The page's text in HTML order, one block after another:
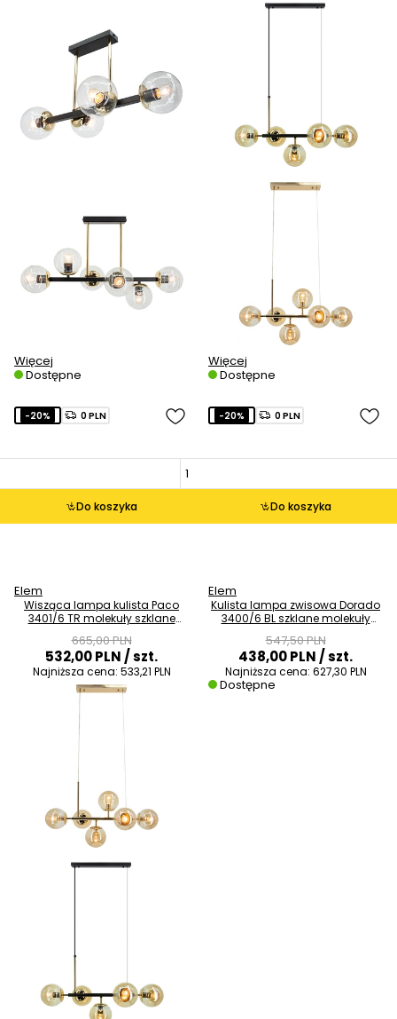
Więcej
Dostępne
Więcej
Dostępne
Do koszyka
-20% 0 PLN
Elem
Wisząca lampa kulista Paco
3401/6 TR molekuły szklane
665,00 PLN
532,00 PLN/ szt.
Najniższa cena: 533,21 PLN
Do koszyka
-20% 0 PLN
Elem
Kulista lampa zwisowa Dorado
3400/6 BL szklane molekuły
547,50 PLN
438,00 PLN/ szt.
Najniższa cena: 627,30 PLN
Dostępne